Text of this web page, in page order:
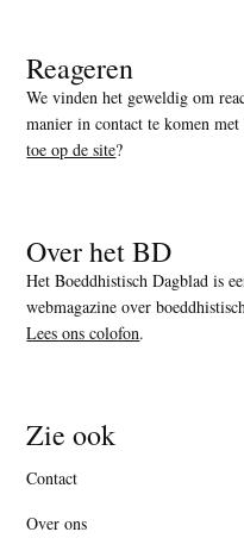
Reageren
We vinden het geweldig om
manier in contact te komen
toe op de site?
Over het BD
Het Boeddhistisch Dagblad is
webmagazine over
Lees ons colofon.
Zie ook
Contact
Over ons